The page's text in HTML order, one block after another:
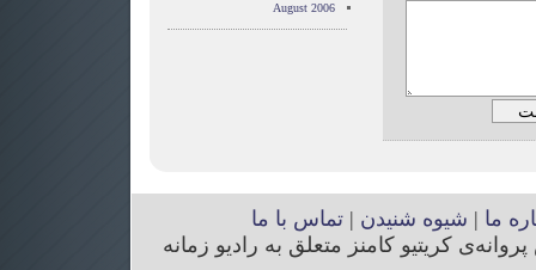
August 2006
ما | شیوه شنیدن |تماس با ما
کریتیو کامنز متعلق به رادیو زمانه